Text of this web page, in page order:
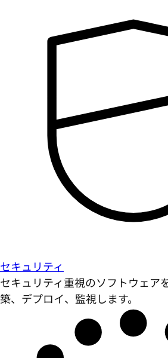
セキュリティ
セキュリティ重視のソフトウェア
築、デプロイ、監視します。